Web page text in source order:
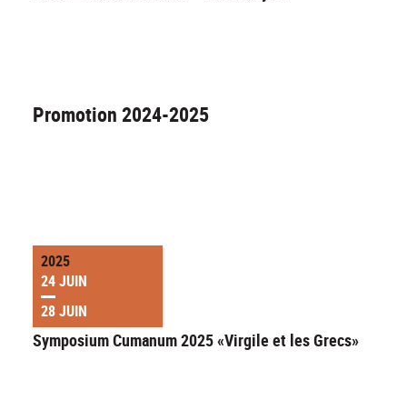
Promotion 2024-2025
2025
24 JUIN
28 JUIN
Symposium Cumanum 2025 «Virgile et les Grecs»